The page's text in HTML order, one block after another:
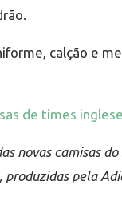
calção e
de times
novas camisas
pela